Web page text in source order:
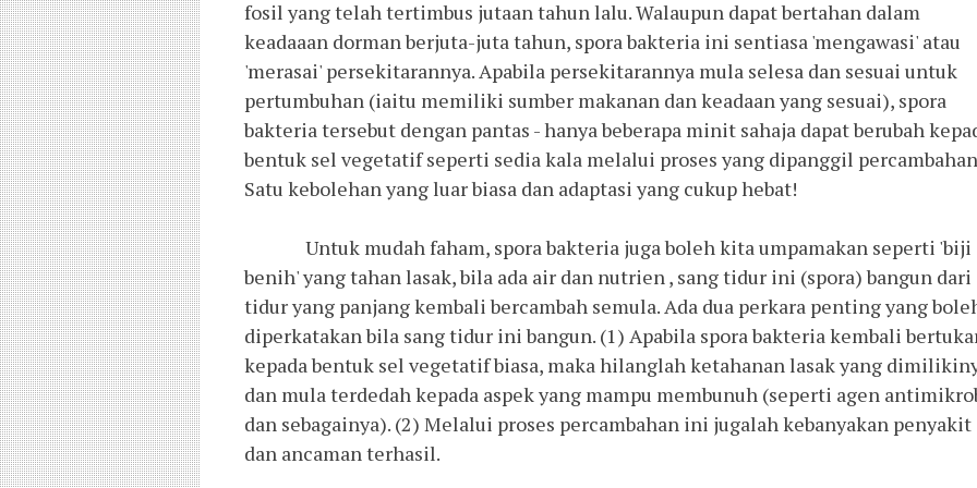
fosil yang telah tertimbus jutaan tahun lalu. Walaupun dapat bertahan dalam
keadaaan dorman berjuta-juta tahun, spora bakteria ini sentiasa 'mengawasi' atau
'merasai' persekitarannya. Apabila persekitarannya mula selesa dan sesuai untuk
pertumbuhan (iaitu memiliki sumber makanan dan keadaan yang sesuai), spora
bakteria tersebut dengan pantas - hanya beberapa minit sahaja dapat berubah
bentuk sel vegetatif seperti sedia kala melalui proses yang dipanggil
Satu kebolehan yang luar biasa dan adaptasi yang cukup hebat!
Untuk mudah faham, spora bakteria juga boleh kita umpamakan seperti 'biji
benih' yang tahan lasak, bila ada air dan nutrien , sang tidur ini (spora) bangun dari
tidur yang panjang kembali bercambah semula. Ada dua perkara penting yang
diperkatakan bila sang tidur ini bangun. (1) Apabila spora bakteria kembali
kepada bentuk sel vegetatif biasa, maka hilanglah ketahanan lasak yang
dan mula terdedah kepada aspek yang mampu membunuh (seperti agen
dan sebagainya). (2) Melalui proses percambahan ini jugalah kebanyakan penyakit
dan ancaman terhasil.